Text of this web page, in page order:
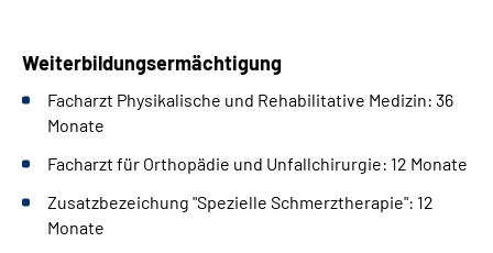
Weiterbildungsermächtigung
Facharzt Physikalische und Rehabilitative Medizin: 36
Monate
Facharzt für Orthopädie und Unfallchirurgie: 12 Monate
Zusatzbezeichung "Spezielle Schmerztherapie": 12
Monate